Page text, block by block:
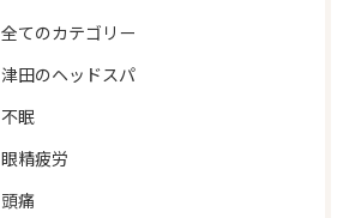
全てのカテゴリー
津田のヘッドスパ
不眠
眼精疲労
頭痛